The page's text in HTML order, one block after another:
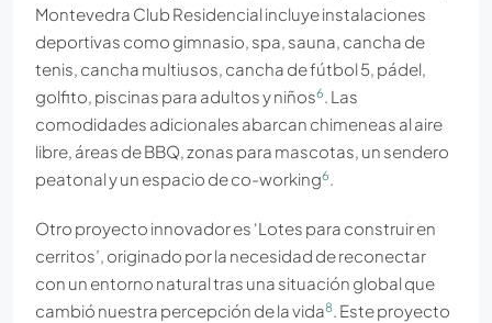
Montevedra Club Residencial incluye instalaciones
deportivas como gimnasio, spa, sauna, cancha de
tenis, cancha multiusos, cancha de fútbol 5, pádel,
golfito, piscinas para adultos y niños6. Las
comodidades adicionales abarcan chimeneas al aire
libre, áreas de BBQ, zonas para mascotas, un sendero
peatonal y un espacio de co-working6.
Otro proyecto innovador es ‘Lotes para construir en
cerritos’, originado por la necesidad de reconectar
con un entorno natural tras una situación global que
cambió nuestra percepción de la vida8. Este proyecto